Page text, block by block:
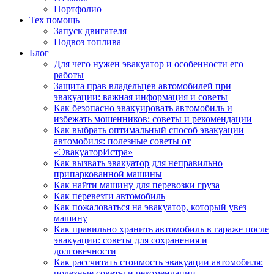
Портфолио
Тех помощь
Запуск двигателя
Подвоз топлива
Блог
Для чего нужен эвакуатор и особенности его
работы
Защита прав владельцев автомобилей при
эвакуации: важная информация и советы
Как безопасно эвакуировать автомобиль и
избежать мошенников: советы и рекомендации
Как выбрать оптимальный способ эвакуации
автомобиля: полезные советы от
«ЭвакуаторИстра»
Как вызвать эвакуатор для неправильно
припаркованной машины
Как найти машину для перевозки груза
Как перевезти автомобиль
Как пожаловаться на эвакуатор, который увез
машину
Как правильно хранить автомобиль в гараже после
эвакуации: советы для сохранения и
долговечности
Как рассчитать стоимость эвакуации автомобиля: